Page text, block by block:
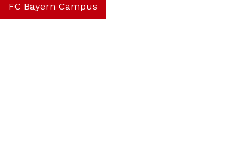
FC Bayern Campus